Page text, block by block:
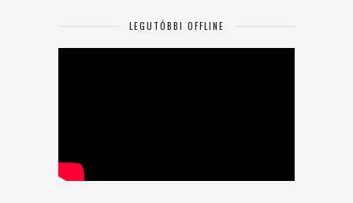
LEGUTÓBBI OFFLINE